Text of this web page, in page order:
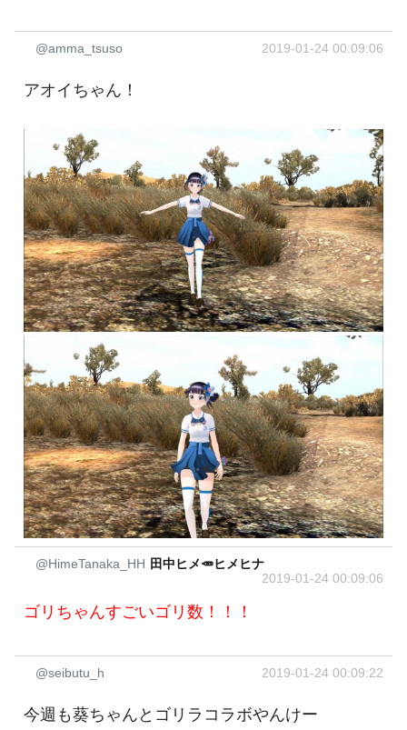
@amma_tsuso 2019-01-24 00:09:06
アオイちゃん！
@HimeTanaka_HH 田中ヒメ🥕ヒメヒナ
2019-01-24 00:09:06
ゴリちゃんすごいゴリ数！！！
@seibutu_h 2019-01-24 00:09:22
今週も葵ちゃんとゴリラコラボやんけー